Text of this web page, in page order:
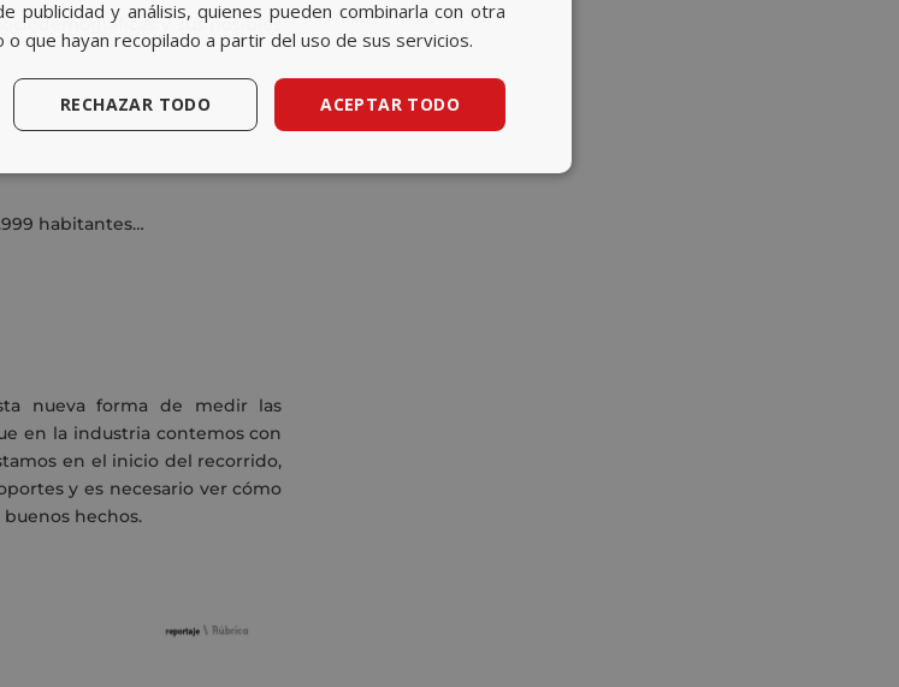
y sus posibles
habitantes…
nueva forma de medir las
en la industria contemos con
en el inicio del recorrido,
y es necesario ver cómo
hechos.
ENGLISH
publicidad y análisis, quienes pueden combinarla con otra
que hayan recopilado a partir del uso de sus servicios.
ACEPTAR TODO
RECHAZAR TODO